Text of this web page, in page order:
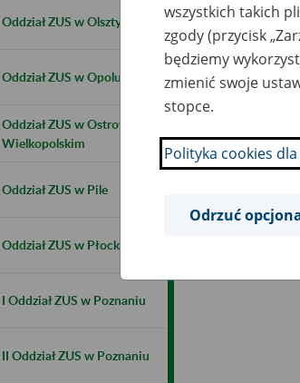
Oddział ZUS w Olsztynie
Oddział ZUS w Opolu
Oddział ZUS w Ostrowie
Wielkopolskim
Oddział ZUS w Pile
Oddział ZUS w Płocku
I Oddział ZUS w Poznaniu
II Oddział ZUS w Poznaniu
wszystkich takich
zgody (przycisk
będziemy
zmienić swoje
stopce.
Polityka cookies
Odrzuć